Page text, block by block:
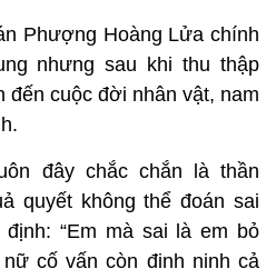
Phượng Hoàng Lửa chính
nhưng sau khi thu thập
đến cuộc đời nhân vật, nam
đây chắc chắn là thần
quyết không thể đoán sai
“Em mà sai là em bỏ
nữ cố vấn còn đinh ninh cả